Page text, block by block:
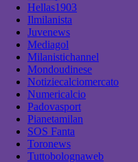
Hellas1903
Ilmilanista
Juvenews
Mediagol
Milanistichannel
Mondoudinese
Notiziecalciomercato
Numericalcio
Padovasport
Pianetamilan
SOS Fanta
Toronews
Tuttobolognaweb